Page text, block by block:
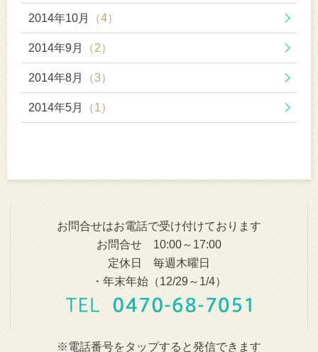
2014年10月 （4）
2014年9月 （2）
2014年8月 （3）
2014年5月 （1）
お問合せはお電話で受け付けております
お問合せ 10:00～17:00
定休日 毎週木曜日
・年末年始（12/29～1/4）
※電話番号をタップすると発信できます